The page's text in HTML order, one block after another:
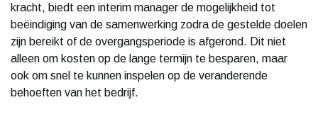
kracht, biedt een interim manager de mogelijkheid tot
beëindiging van de samenwerking zodra de gestelde doelen
zijn bereikt of de overgangsperiode is afgerond. Dit niet
alleen om kosten op de lange termijn te besparen, maar
ook om snel te kunnen inspelen op de veranderende
behoeften van het bedrijf.